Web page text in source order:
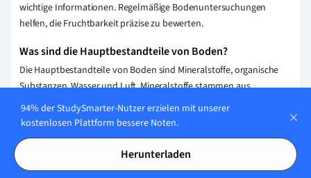
wichtige Informationen. Regelmäßige Bodenuntersuchungen
helfen, die Fruchtbarkeit präzise zu bewerten.
Was sind die Hauptbestandteile von Boden?
Die Hauptbestandteile von Boden sind Mineralstoffe, organische
Substanzen, Wasser und Luft. Mineralstoffe stammen aus
verwittertem Gestein und machen den größten Teil aus.
Organische Substanzen sind abgestorbene Pflanzenteile und
Mikroorganismen. Wasser und Luft füllen die Zwischenräume und
sind entscheidend für Pflanzenwachstum und Bodenlebewesen.
94% der StudySmarter-Nutzer erzielen mit unserer
kostenlosen Plattform bessere Noten.
Herunterladen